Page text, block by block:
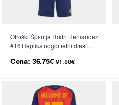
Otroški Španija Rodri Hernandez
#16 Replika nogometni dresi
Rokav (+ hlače)
Cena: 36.75€ 91.88€